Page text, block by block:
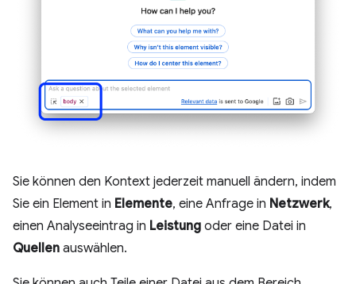
Sie können den Kontext jederzeit manuell ändern, indem
Sie ein Element in Elemente, eine Anfrage in Netzwerk,
einen Analyseeintrag in Leistung oder eine Datei in
Quellen auswählen.